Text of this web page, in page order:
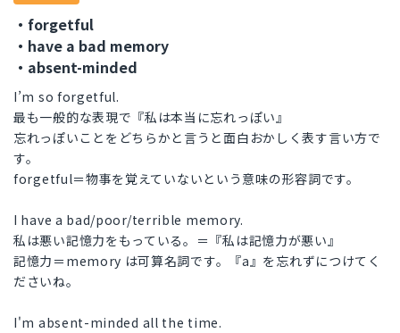
・forgetful
・have a bad memory
・absent-minded
I’m so forgetful.
最も一般的な表現で『私は本当に忘れっぽい』
忘れっぽいことをどちらかと言うと面白おかしく表す言い方で
す。
forgetful＝物事を覚えていないという意味の形容詞です。
I have a bad/poor/terrible memory.
私は悪い記憶力をもっている。＝『私は記憶力が悪い』
記憶力＝memory は可算名詞です。『a』を忘れずにつけてく
ださいね。
I'm absent-minded all the time.